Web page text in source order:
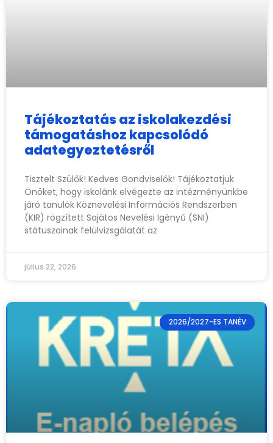
Tájékoztatás az iskolakezdési
támogatáshoz kapcsolódó
adategyeztetésről
Tisztelt Szülők! Kedves Gondviselők! Tájékoztatjuk
Önöket, hogy iskolánk elvégezte az intézményünkbe
járó tanulók Köznevelési Információs Rendszerben
(KIR) rögzített Sajátos Nevelési Igényű (SNI)
státuszainak felülvizsgálatát az
július 22, 2026
2026/2027-ES TANÉV